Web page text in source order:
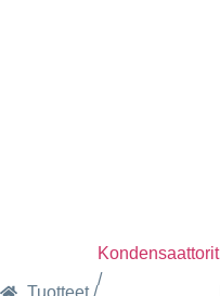
Tuotteet /
Kondensaattorit
/